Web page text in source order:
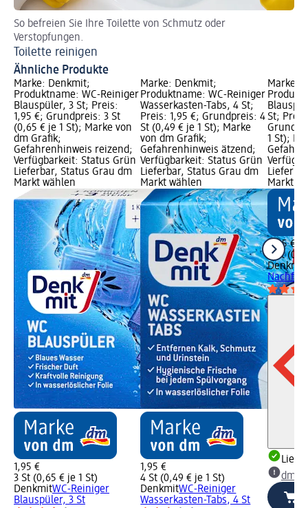
So befreien Sie Ihre Toilette von Schmutz oder
Verstopfungen.
Toilette reinigen
Ähnliche Produkte
Marke: Denkmit;
Produktname: WC-Reiniger
Blauspüler, 3 St; Preis:
1,95 €; Grundpreis: 3 St
(0,65 € je 1 St); Marke von
dm Grafik;
Gefahrenhinweis reizend;
Verfügbarkeit: Status Grün
Lieferbar, Status Grau dm
Markt wählen
1,95 €
3 St (0,65 € je 1 St)
DenkmitWC-Reiniger
Blauspüler, 3 St
Marke: Denkmit;
Produktname: WC-Reiniger
Wasserkasten-Tabs, 4 St;
Preis: 1,95 €; Grundpreis: 4
St (0,49 € je 1 St); Marke
von dm Grafik;
Gefahrenhinweis ätzend;
Verfügbarkeit: Status Grün
Lieferbar, Status Grau dm
Markt wählen
1,95 €
4 St (0,49 € je 1 St)
DenkmitWC-Reiniger
Wasserkasten-Tabs, 4 St
Marke:
St;
1 St);
Markt
0,95 €
2 St
Denkmit
dm